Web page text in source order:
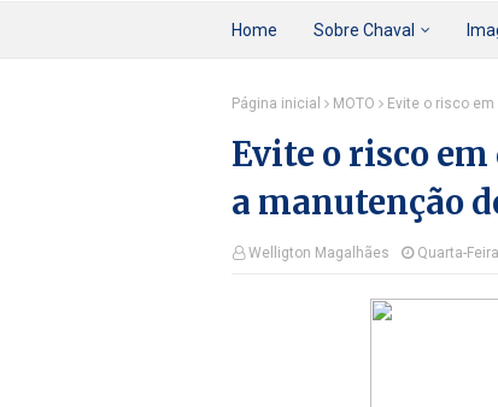
Home Sobre Chaval
Página inicial MOTO Evite o risco
Evite o risco
a manutenção
Welligton Magalhães Quarta-